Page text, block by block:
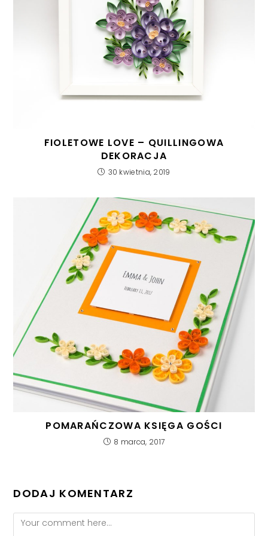
FIOLETOWE LOVE – QUILLINGOWA
DEKORACJA
30 kwietnia, 2019
POMARAŃCZOWA KSIĘGA GOŚCI
8 marca, 2017
DODAJ KOMENTARZ
Comment